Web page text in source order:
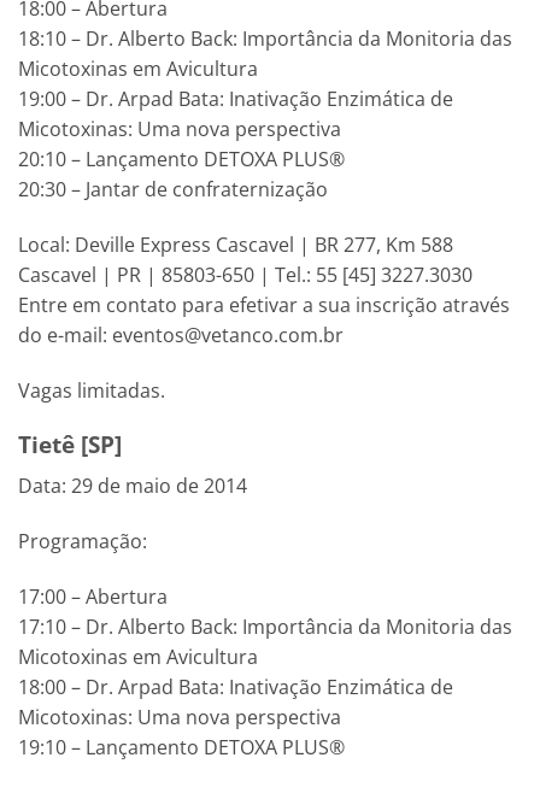
18:00 – Abertura
18:10 – Dr. Alberto Back: Importância da Monitoria das
Micotoxinas em Avicultura
19:00 – Dr. Arpad Bata: Inativação Enzimática de
Micotoxinas: Uma nova perspectiva
20:10 – Lançamento DETOXA PLUS®
20:30 – Jantar de confraternização
Local: Deville Express Cascavel | BR 277, Km 588
Cascavel | PR | 85803-650 | Tel.: 55 [45] 3227.3030
Entre em contato para efetivar a sua inscrição através
do e-mail: eventos@vetanco.com.br
Vagas limitadas.
Tietê [SP]
Data: 29 de maio de 2014
Programação:
17:00 – Abertura
17:10 – Dr. Alberto Back: Importância da Monitoria das
Micotoxinas em Avicultura
18:00 – Dr. Arpad Bata: Inativação Enzimática de
Micotoxinas: Uma nova perspectiva
19:10 – Lançamento DETOXA PLUS®